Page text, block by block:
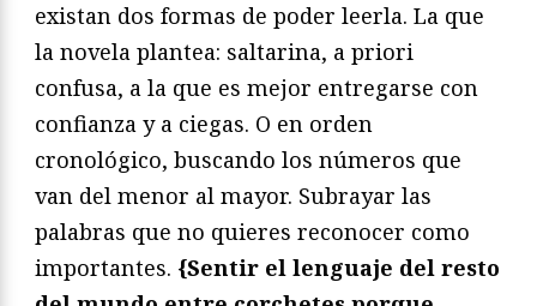
existan dos formas de poder leerla. La que
la novela plantea: saltarina, a priori
confusa, a la que es mejor entregarse con
confianza y a ciegas. O en orden
cronológico, buscando los números que
van del menor al mayor. Subrayar las
palabras que no quieres reconocer como
importantes. {Sentir el lenguaje del resto